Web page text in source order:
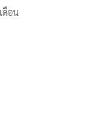
ดือน